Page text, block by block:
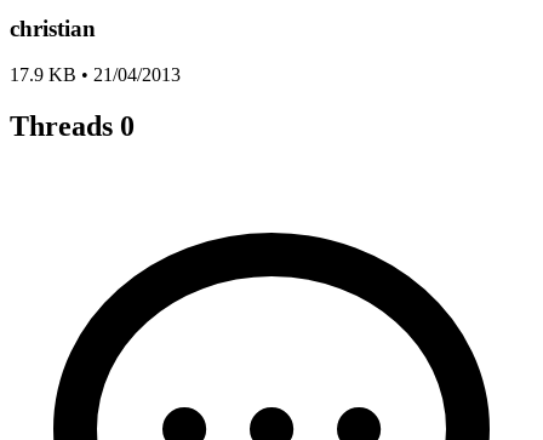
christian
17.9 KB • 21/04/2013
Threads 0